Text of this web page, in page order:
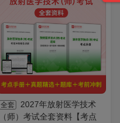
全套
2027年放射医学技术
（师）考试全套资料【考点